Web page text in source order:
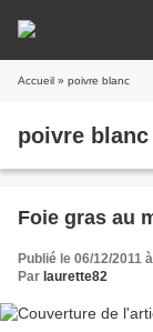
Accueil » poivre blanc
poivre blanc
Foie gras au
Publié le 06/12/2011
Par laurette82